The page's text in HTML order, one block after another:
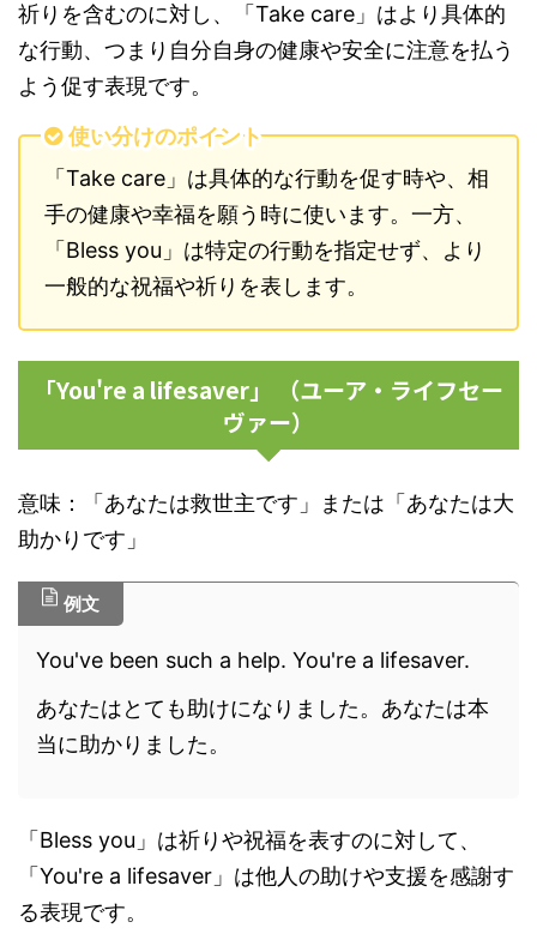
祈りを含むのに対し、「Take care」はより具体的
な行動、つまり自分自身の健康や安全に注意を払う
よう促す表現です。
使い分けのポイント
「Take care」は具体的な行動を促す時や、相
手の健康や幸福を願う時に使います。一方、
「Bless you」は特定の行動を指定せず、より
一般的な祝福や祈りを表します。
「You're a lifesaver」 （ユーア・ライフセー
ヴァー）
意味：「あなたは救世主です」または「あなたは大
助かりです」
例文
You've been such a help. You're a lifesaver.
あなたはとても助けになりました。あなたは本
当に助かりました。
「Bless you」は祈りや祝福を表すのに対して、
「You're a lifesaver」は他人の助けや支援を感謝す
る表現です。